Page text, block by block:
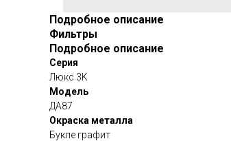
Подробное описание
Фильтры
Подробное описание
Серия
Люкс 3K
Модель
ДА87
Окраска металла
Букле графит